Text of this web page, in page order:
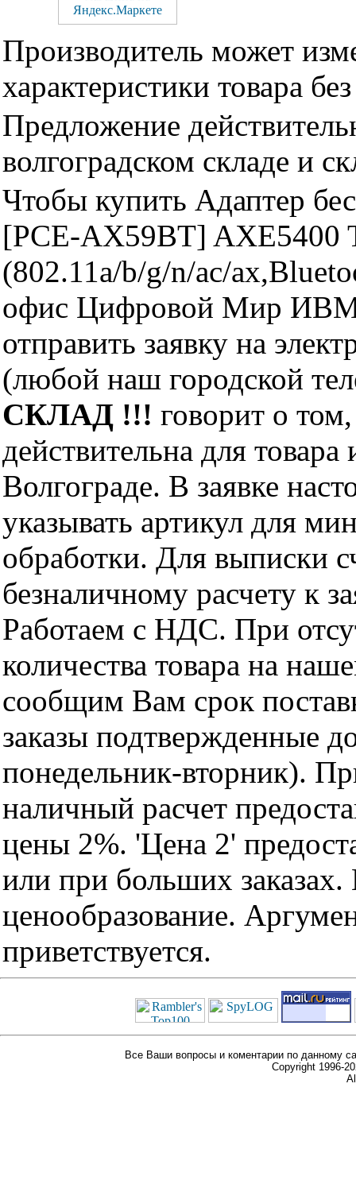
Производитель может
характеристики товара
Предложение
волгоградском складе и
Чтобы купить Адаптер
[PCE-AX59BT] AXE5400
(802.11a/b/g/n/ac/
офис Цифровой Мир ИВМ
отправить заявку на
(любой наш городской
СКЛАД !!! говорит о
действительна для
Волгограде. В заявке
указывать артикул для
обработки. Для выписки
безналичному расчету к
Работаем с НДС. При
количества товара на
сообщим Вам срок
заказы подтвержденные
понедельник-вторник).
наличный расчет
цены 2%. 'Цена 2'
или при больших
ценообразование.
приветствуется.
Все Ваши вопросы и коментарии по данному
Copyright 1996-